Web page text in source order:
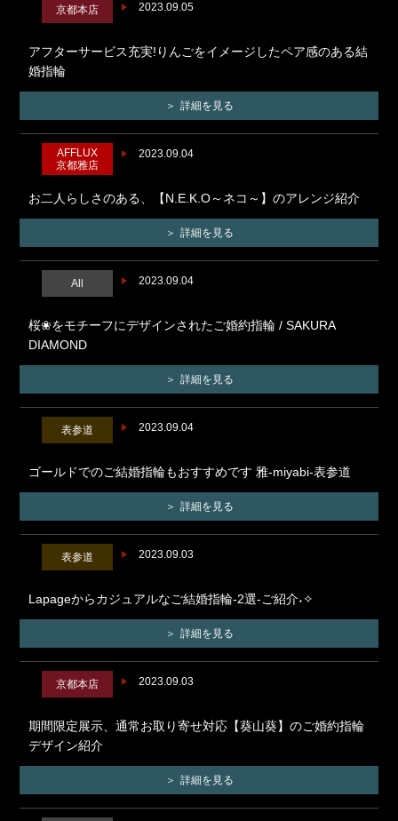
2023.09.05
京都本店
アフターサービス充実!りんごをイメージしたペア感のある結
婚指輪
詳細を見る
2023.09.04
AFFLUX
京都雅店
お二人らしさのある、【N.E.K.O～ネコ～】のアレンジ紹介
詳細を見る
2023.09.04
All
桜❀をモチーフにデザインされたご婚約指輪 / SAKURA
DIAMOND
詳細を見る
2023.09.04
表参道
ゴールドでのご結婚指輪もおすすめです 雅-miyabi-表参道
詳細を見る
2023.09.03
表参道
Lapageからカジュアルなご結婚指輪-2選-ご紹介˖✧
詳細を見る
2023.09.03
京都本店
期間限定展示、通常お取り寄せ対応【葵山葵】のご婚約指輪
デザイン紹介
詳細を見る